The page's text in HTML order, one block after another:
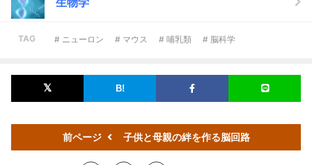
TAG # ニューロン # マウス # 哺乳類 # 脳科学
前ページ 子供と母親の絆を作る脳回路